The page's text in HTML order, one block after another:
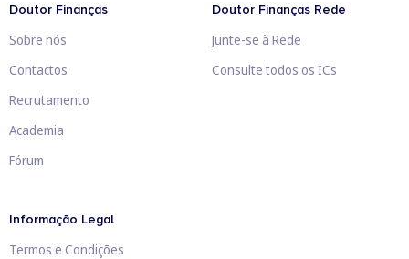
Doutor Finanças
Sobre nós
Contactos
Recrutamento
Academia
Fórum
Doutor Finanças Rede
Junte-se à Rede
Consulte todos os ICs
Informação Legal
Termos e Condições